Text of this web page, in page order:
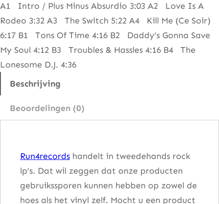
a
r
r
i
n
–
A1 Intro / Plus Minus Absurdio 3:03 A2 Love Is A
Rodeo 3:32 A3 The Switch 5:22 A4 Kill Me (Ce Soir)
6:17 B1 Tons Of Time 4:16 B2 Daddy’s Gonna Save
My Soul 4:12 B3 Troubles & Hassles 4:16 B4 The
Lonesome D.J. 4:36
Beschrijving
Beoordelingen (0)
Run4records handelt in tweedehands rock
lp’s. Dat wil zeggen dat onze producten
gebruikssporen kunnen hebben op zowel de
hoes als het vinyl zelf. Mocht u een product